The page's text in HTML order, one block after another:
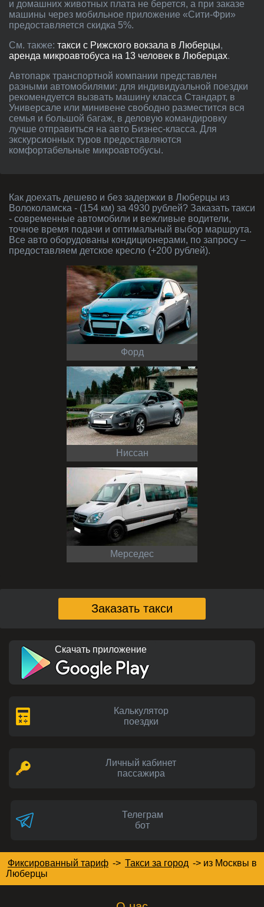
и домашних животных плата не берется, а при заказе
машины через мобильное приложение «Сити-Фри»
предоставляется скидка 5%.
См. также: такси с Рижского вокзала в Люберцы,
аренда микроавтобуса на 13 человек в Люберцах.
Автопарк транспортной компании представлен
разными автомобилями: для индивидуальной поездки
рекомендуется вызвать машину класса Стандарт, в
Универсале или минивене свободно разместится вся
семья и большой багаж, в деловую командировку
лучше отправиться на авто Бизнес-класса. Для
экскурсионных туров предоставляются
комфортабельные микроавтобусы.
Как доехать дешево и без задержки в Люберцы из
Волоколамска - (154 км) за 4930 рублей? Заказать такси
- современные автомобили и вежливые водители,
точное время подачи и оптимальный выбор маршрута.
Все авто оборудованы кондиционерами, по запросу –
предоставляем детское кресло (+200 рублей).
Форд
Ниссан
Мерседес
Заказать такси
Скачать приложение
Калькулятор
поездки
Личный кабинет
пассажира
Телеграм
бот
Фиксированный тариф -> Такси за город -> из Москвы в
Люберцы